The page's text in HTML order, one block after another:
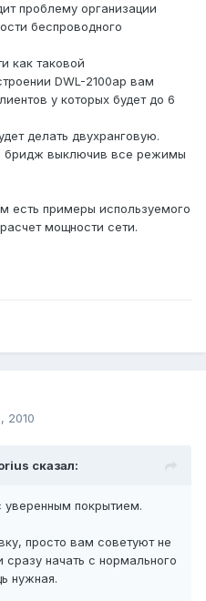
проблему организации
беспроводного
как таковой
DWL-2100ap вам
у которых будет до 6
делать двухранговую.
бридж выключив все режимы
есть примеры используемого
мощности сети.
2010
сказал:
покрытием.
просто вам советуют не
сразу начать с нормального
нужная.